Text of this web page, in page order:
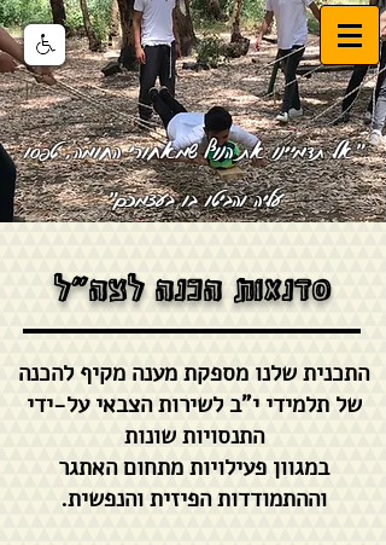
"אל תדמיינו את הנוף שמאחורי החומה, טפסו
עליה והביטו בו בעצמכם"
סדנאות הכנה לצה"ל
התכנית שלנו מספקת מענה מקיף להכנה
של תלמידי י"ב לשירות הצבאי על-ידי
התנסויות שונות
במגוון פעילויות מתחום האתגר
וההתמודדות הפיזית והנפשית.